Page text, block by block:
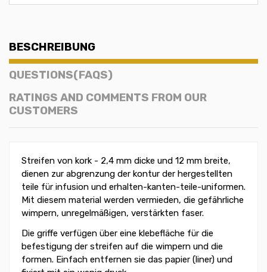
BESCHREIBUNG
QUESTIONS(FAQS)
RATINGS AND COMMENTS FROM OUR
CUSTOMERS
Streifen von kork - 2,4 mm dicke und 12 mm breite,
dienen zur abgrenzung der kontur der hergestellten
teile für infusion und erhalten-kanten-teile-uniformen.
Mit diesem material werden vermieden, die gefährliche
wimpern, unregelmäßigen, verstärkten faser.
Die griffe verfügen über eine klebefläche für die
befestigung der streifen auf die wimpern und die
formen. Einfach entfernen sie das papier (liner) und